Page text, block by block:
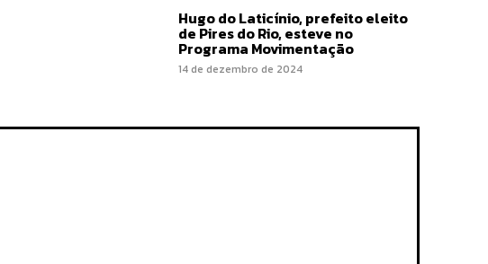
Hugo do Laticínio, prefeito eleito
de Pires do Rio, esteve no
Programa Movimentação
14 de dezembro de 2024